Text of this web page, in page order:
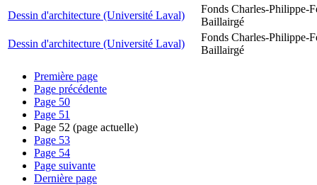
Dessin d'architecture (Université Laval)
Fonds Charles-Philippe-
Baillairgé
Dessin d'architecture (Université Laval)
Fonds Charles-Philippe-
Baillairgé
Première page
Page précédente
Page 50
Page 51
Page 52 (page actuelle)
Page 53
Page 54
Page suivante
Dernière page